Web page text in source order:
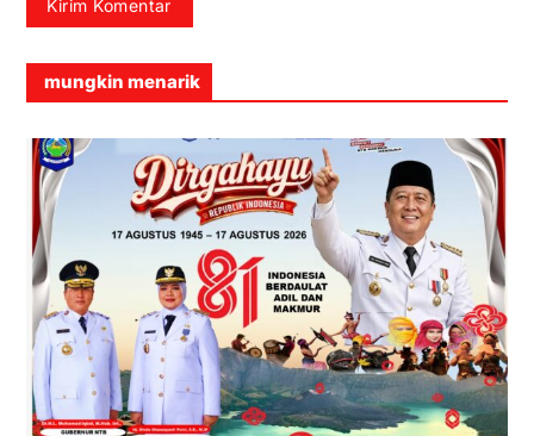
mungkin menarik